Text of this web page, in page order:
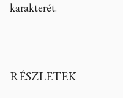
karakterét.
RÉSZLETEK